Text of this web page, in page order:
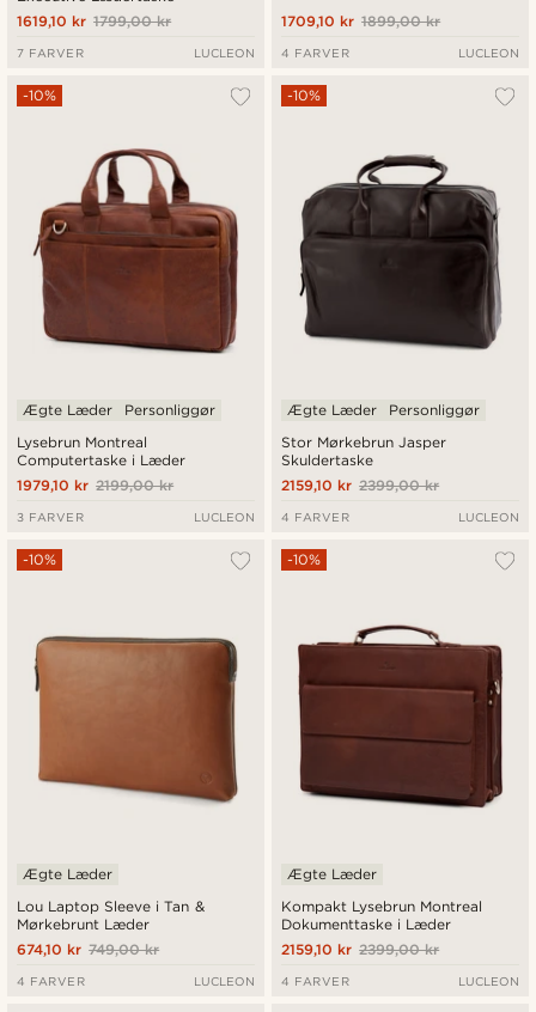
1799,00 kr
1619,10 kr
7 FARVER LUCLEON
1899,00 kr
1709,10 kr
4 FARVER LUCLEON
Lysebrun Montreal
Computertaske i Læder
-10%
Ægte Læder Personliggør
2199,00 kr
1979,10 kr
3 FARVER LUCLEON
Stor Mørkebrun Jasper
Skuldertaske
-10%
Ægte Læder Personliggør
2399,00 kr
2159,10 kr
4 FARVER LUCLEON
Lou Laptop Sleeve i Tan &
Mørkebrunt Læder
-10%
Ægte Læder
749,00 kr
674,10 kr
4 FARVER LUCLEON
Kompakt Lysebrun Montreal
Dokumenttaske i Læder
-10%
Ægte Læder
2399,00 kr
2159,10 kr
4 FARVER LUCLEON